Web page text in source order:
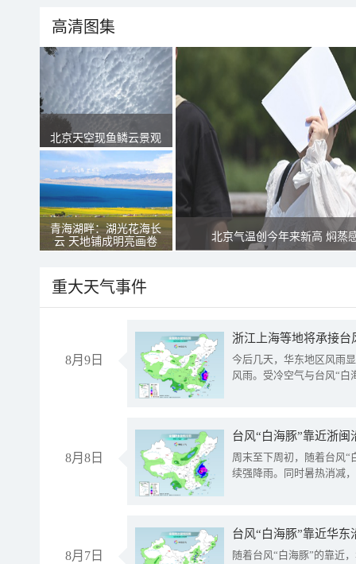
高清图集
北京天空现鱼鳞云景观
青海湖畔：湖光花海长
云 天地铺成明亮画卷
北京气温创今年来新高 焖蒸
重大天气事件
8月9日
浙江上海等地将承接台
今后几天，华东地区风雨
风雨。受冷空气与台风“白
8月8日
台风“白海豚”靠近浙
周末至下周初，随着台风“
续强降雨。同时暑热消减
8月7日
台风“白海豚”靠近华
随着台风“白海豚”的靠近